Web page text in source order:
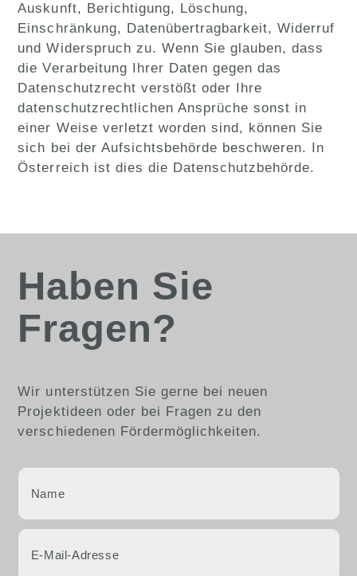
Auskunft, Berichtigung, Löschung,
Einschränkung, Datenübertragbarkeit, Widerruf
und Widerspruch zu. Wenn Sie glauben, dass
die Verarbeitung Ihrer Daten gegen das
Datenschutzrecht verstößt oder Ihre
datenschutzrechtlichen Ansprüche sonst in
einer Weise verletzt worden sind, können Sie
sich bei der Aufsichtsbehörde beschweren. In
Österreich ist dies die Datenschutzbehörde.
Haben Sie
Fragen?
Wir unterstützen Sie gerne bei neuen
Projektideen oder bei Fragen zu den
verschiedenen Fördermöglichkeiten.